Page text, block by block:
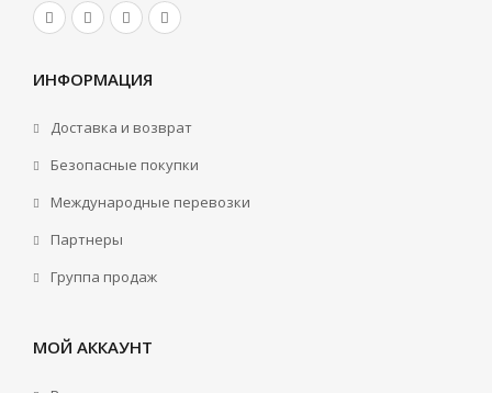
ИНФОРМАЦИЯ
Доставка и возврат
Безопасные покупки
Международные перевозки
Партнеры
Группа продаж
МОЙ АККАУНТ